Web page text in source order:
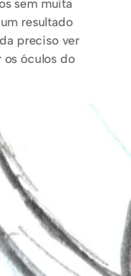
sem muita
resultado
preciso ver
os óculos do